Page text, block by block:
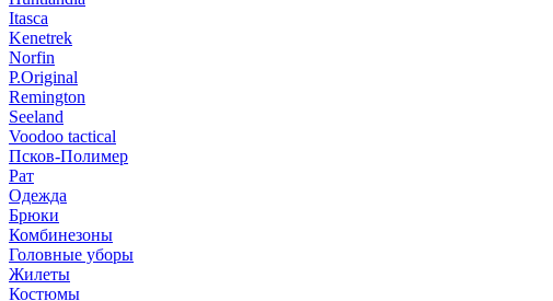
Itasca
Kenetrek
Norfin
P.Original
Remington
Seeland
Voodoo tactical
Псков-Полимер
Рат
Одежда
Брюки
Комбинезоны
Головные уборы
Жилеты
Костюмы